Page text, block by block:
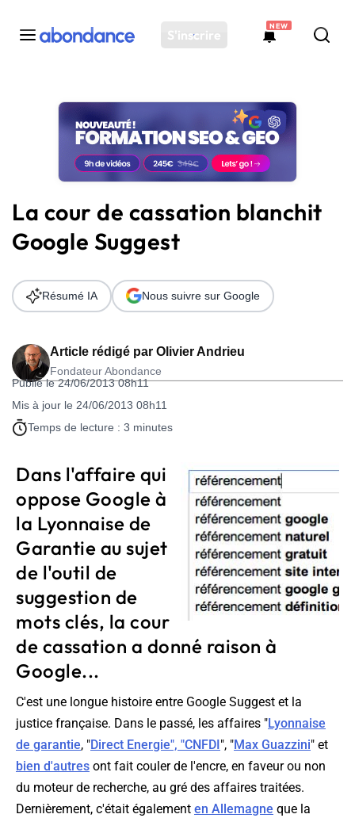
S'inscrire
NEW
Toutes les actus
Actus SEO
Plateforme
Solutions
Ressources
Audit SEO
La cour de cassation blanchit
Google Suggest
Article rédigé par Olivier Andrieu
Fondateur Abondance
Publié le 24/06/2013 08h11
Mis à jour le 24/06/2013 08h11
Temps de lecture : 3 minutes
Résumé IA Nous suivre sur Google
Dans l'affaire qui
oppose Google à
la Lyonnaise de
Garantie au sujet
de l'outil de
suggestion de
mots clés, la cour
de cassation a donné raison à
Google...
C'est une longue histoire entre Google Suggest et la
justice française. Dans le passé, les affaires "Lyonnaise
de garantie, "Direct Energie", "CNFDI ", "Max Guazzini" et
bien d'autres ont fait couler de l'encre, en faveur ou non
du moteur de recherche, au gré des affaires traitées.
Dernièrement, c'était également en Allemagne que la